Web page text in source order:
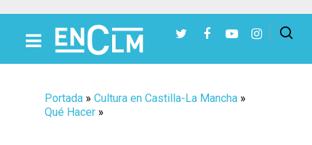
Portada » Cultura en Castilla-La Mancha »
Qué Hacer »